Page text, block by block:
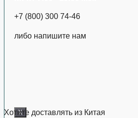
+7 (800) 300 74-46
либо напишите нам
X
Хотите доставлять из Китая